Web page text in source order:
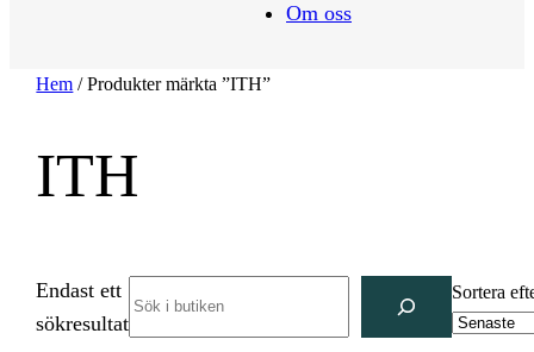
Om oss
Hem / Produkter märkta ”ITH”
ITH
Endast ett
sökresultat
Sortera